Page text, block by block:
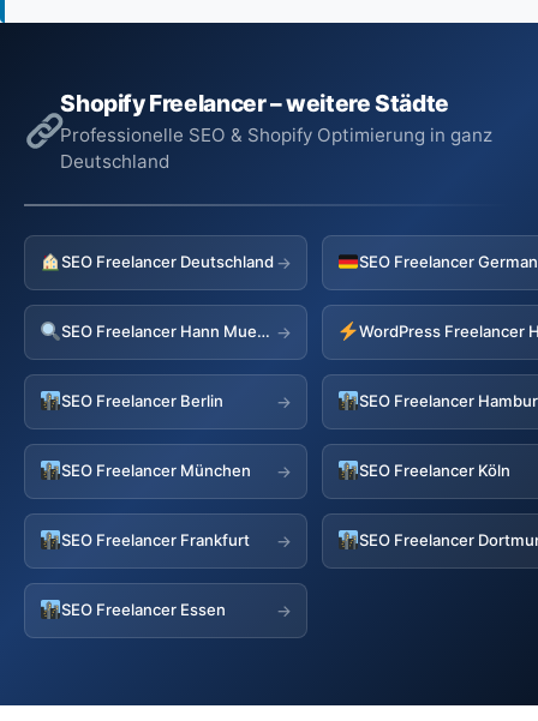
Shopify Freelancer – weitere Städte
Professionelle SEO & Shopify Optimierung in ganz
Deutschland
SEO Freelancer Deutschland→
SEO Freelancer Hann Muenden →
SEO Freelancer Berlin → SEO Freelancer
SEO Freelancer München → SEO Freelancer Köln
SEO Freelancer Frankfurt → SEO Freelancer
SEO Freelancer Essen →